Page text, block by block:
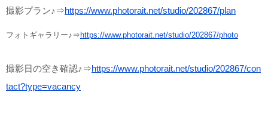
撮影プラン♪⇒https://www.photorait.net/studio/202867/plan
フォトギャラリー♪⇒ https://www.photorait.net/studio/202867/photo
撮影日の空き確認♪⇒https://www.photorait.net/studio/202867/con
tact?type=vacancy